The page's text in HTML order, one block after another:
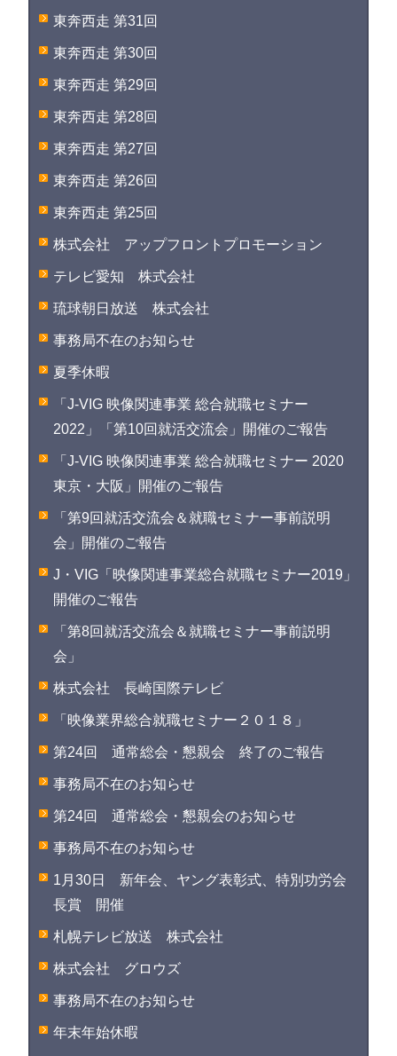
東奔西走 第31回
東奔西走 第30回
東奔西走 第29回
東奔西走 第28回
東奔西走 第27回
東奔西走 第26回
東奔西走 第25回
株式会社 アップフロントプロモーション
テレビ愛知 株式会社
琉球朝日放送 株式会社
事務局不在のお知らせ
夏季休暇
「J-VIG 映像関連事業 総合就職セミナー
2022」「第10回就活交流会」開催のご報告
「J-VIG 映像関連事業 総合就職セミナー 2020
東京・大阪」開催のご報告
「第9回就活交流会＆就職セミナー事前説明
会」開催のご報告
J・VIG「映像関連事業総合就職セミナー2019」
開催のご報告
「第8回就活交流会＆就職セミナー事前説明
会」
株式会社 長崎国際テレビ
「映像業界総合就職セミナー２０１８」
第24回 通常総会・懇親会 終了のご報告
事務局不在のお知らせ
第24回 通常総会・懇親会のお知らせ
事務局不在のお知らせ
1月30日 新年会、ヤング表彰式、特別功労会
長賞 開催
札幌テレビ放送 株式会社
株式会社 グロウズ
事務局不在のお知らせ
年末年始休暇